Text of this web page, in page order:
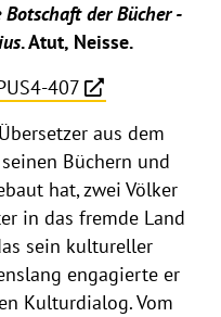
Botschaft der Bücher -
. Atut, Neisse.
407
aus dem
Büchern und
hat, zwei Völker
in das fremde Land
sein kultureller
engagierte er
Kulturdialog. Vom